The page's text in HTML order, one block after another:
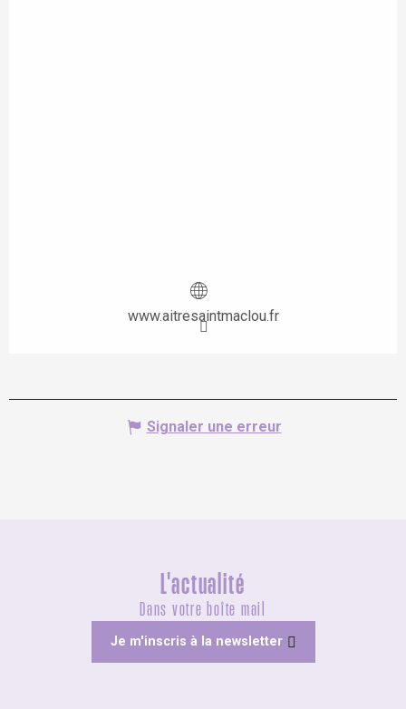
www.aitresaintmaclou.fr
Signaler une erreur
L'actualité
Dans votre boîte mail
Je m'inscris à la newsletter